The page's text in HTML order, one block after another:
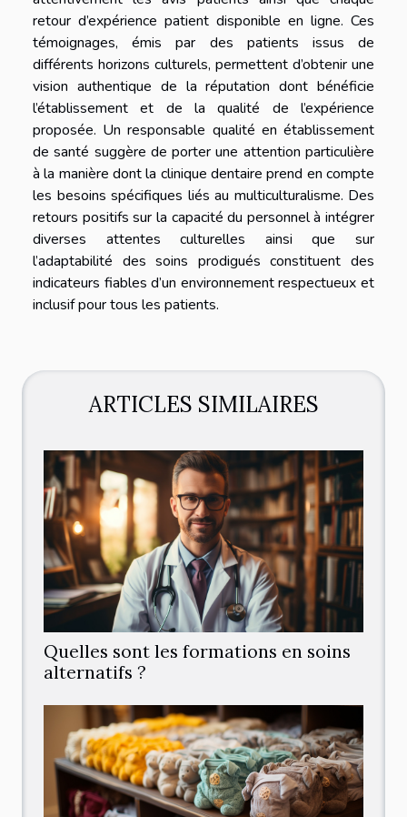
retour d’expérience patient disponible en ligne. Ces
témoignages, émis par des patients issus de
différents horizons culturels, permettent d’obtenir une
vision authentique de la réputation dont bénéficie
l’établissement et de la qualité de l’expérience
proposée. Un responsable qualité en établissement
de santé suggère de porter une attention particulière
à la manière dont la clinique dentaire prend en compte
les besoins spécifiques liés au multiculturalisme. Des
retours positifs sur la capacité du personnel à intégrer
diverses attentes culturelles ainsi que sur
l’adaptabilité des soins prodigués constituent des
indicateurs fiables d’un environnement respectueux et
inclusif pour tous les patients.
ARTICLES SIMILAIRES
Quelles sont les formations en soins
alternatifs ?